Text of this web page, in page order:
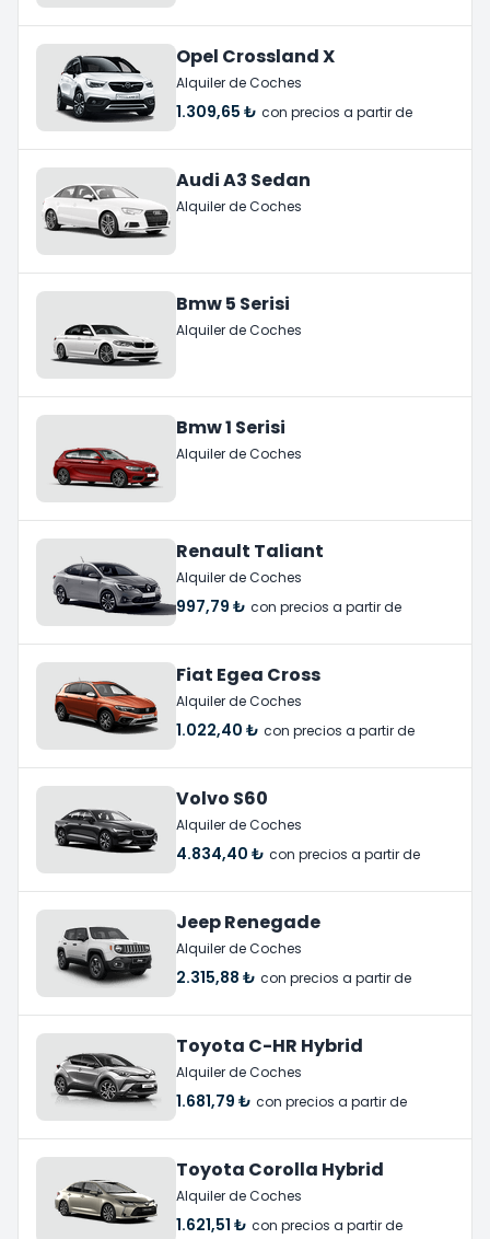
Opel Crossland X
Alquiler de Coches
1.309,65 ₺ con precios a partir de
Audi A3 Sedan
Alquiler de Coches
Bmw 5 Serisi
Alquiler de Coches
Bmw 1 Serisi
Alquiler de Coches
Renault Taliant
Alquiler de Coches
997,79 ₺ con precios a partir de
Fiat Egea Cross
Alquiler de Coches
1.022,40 ₺ con precios a partir de
Volvo S60
Alquiler de Coches
4.834,40 ₺ con precios a partir de
Jeep Renegade
Alquiler de Coches
2.315,88 ₺ con precios a partir de
Toyota C-HR Hybrid
Alquiler de Coches
1.681,79 ₺ con precios a partir de
Toyota Corolla Hybrid
Alquiler de Coches
1.621,51 ₺ con precios a partir de